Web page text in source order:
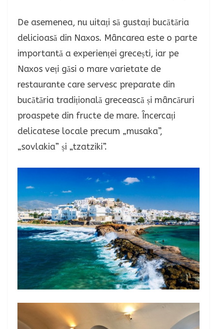
De asemenea, nu uitați să gustați bucătăria
delicioasă din Naxos. Mâncarea este o parte
importantă a experienței grecești, iar pe
Naxos veți găsi o mare varietate de
restaurante care servesc preparate din
bucătăria tradițională grecească și mâncăruri
proaspete din fructe de mare. Încercați
delicatese locale precum „musaka”,
„sovlakia” și „tzatziki”.